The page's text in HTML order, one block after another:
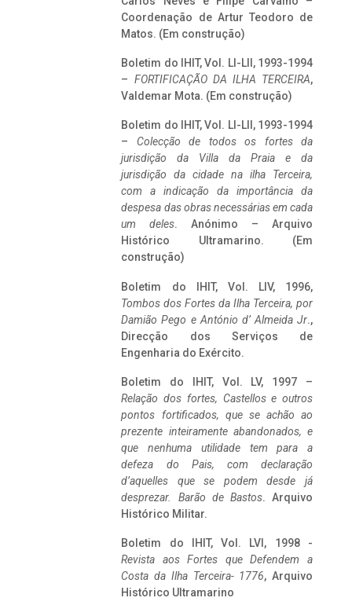
Coordenação de Artur Teodoro de
Matos. (Em construção)
Boletim do IHIT, Vol. LI-LII, 1993-1994
– FORTIFICAÇÃO DA ILHA TERCEIRA,
Valdemar Mota. (Em construção)
Boletim do IHIT, Vol. LI-LII, 1993-1994
– Colecção de todos os fortes da
jurisdição da Villa da Praia e da
jurisdição da cidade na ilha Terceira,
com a indicação da importância da
despesa das obras necessárias em cada
um deles. Anónimo – Arquivo
Histórico Ultramarino. (Em
construção)
Boletim do IHIT, Vol. LIV, 1996,
Tombos dos Fortes da Ilha Terceira, por
Damião Pego e António d’ Almeida Jr.,
Direcção dos Serviços de
Engenharia do Exército.
Boletim do IHIT, Vol. LV, 1997 –
Relação dos fortes, Castellos e outros
pontos fortificados, que se achão ao
prezente inteiramente abandonados, e
que nenhuma utilidade tem para a
defeza do Pais, com declaração
d’aquelles que se podem desde já
desprezar. Barão de Bastos. Arquivo
Histórico Militar.
Boletim do IHIT, Vol. LVI, 1998 -
Revista aos Fortes que Defendem a
Costa da Ilha Terceira- 1776, Arquivo
Histórico Ultramarino